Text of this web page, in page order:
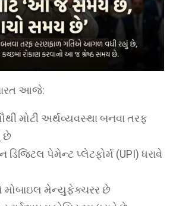
આજે:
મોટી અર્થવ્યવસ્થા બનવા તરફ
છે
ડિજિટલ પેમેન્ટ પ્લેટફોર્મ (UPI) ધરાવે
મોબાઇલ મેન્યુફેક્ચરર છે